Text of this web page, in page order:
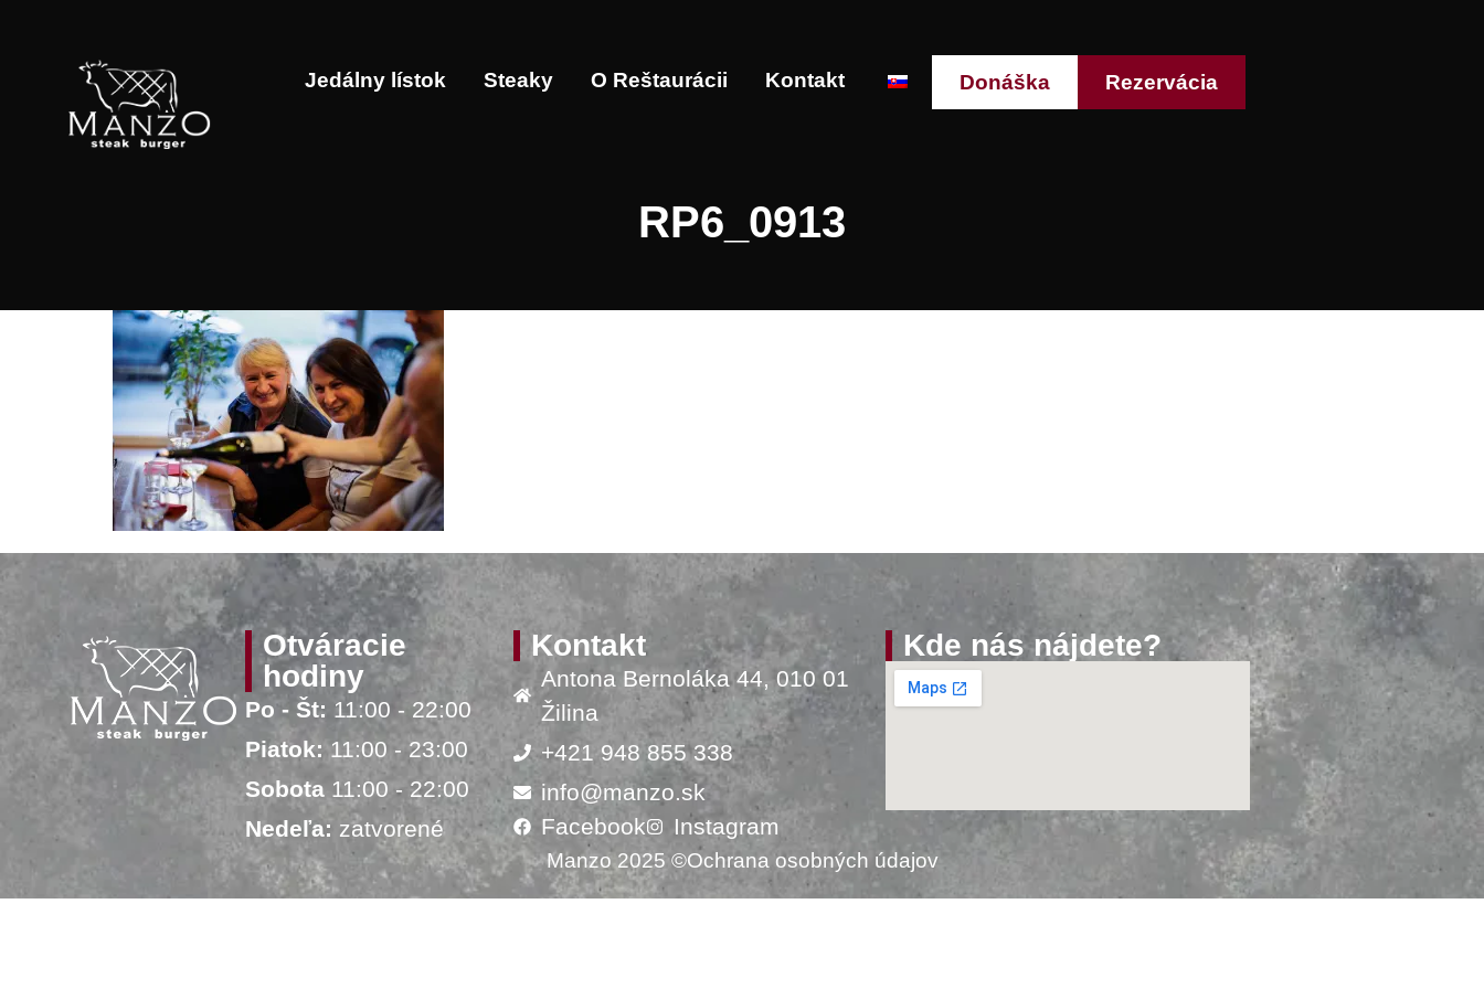
Jedálny lístok Steaky O Reštaurácii Kontakt Donáška Rezervácia
RP6_0913
Otváracie
hodiny
Po - Št: 11:00 - 22:00
Piatok: 11:00 - 23:00
Sobota 11:00 - 22:00
Nedeľa: zatvorené
Kontakt
Antona Bernoláka 44, 010 01
Žilina
+421 948 855 338
info@manzo.sk
Facebook
Instagram
Kde nás nájdete?
Manzo 2025 ©Ochrana osobných údajov